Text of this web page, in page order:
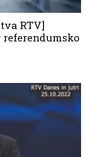
RTV]
referendumsko